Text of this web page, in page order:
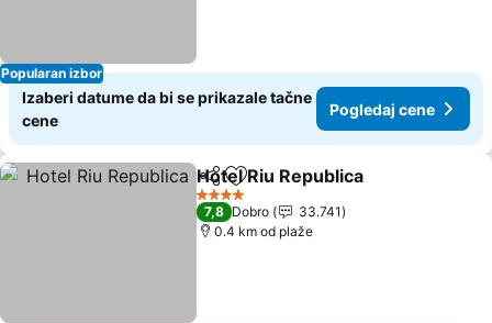
Popularan izbor
Izaberi datume da bi se prikazale tačne
cene
Pogledaj cene
Deli Dodati u favorite
Hotel Riu Republica
4 Zvezdice
7,8 Dobro
33.741
0.4 km od plaže